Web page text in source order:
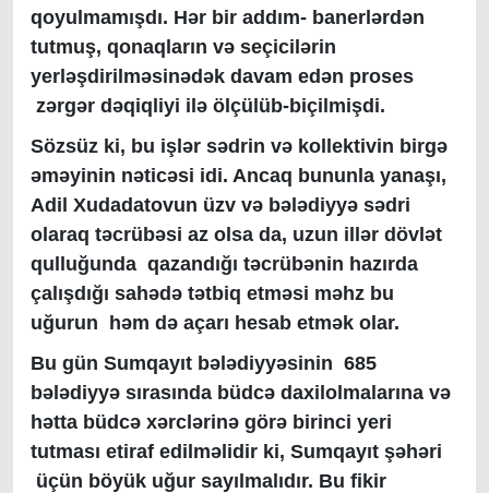
qoyulmamışdı. Hər bir addım- banerlərdən
tutmuş, qonaqların və seçicilərin
yerləşdirilməsinədək davam edən proses
zərgər dəqiqliyi ilə ölçülüb-biçilmişdi.
Sözsüz ki, bu işlər sədrin və kollektivin birgə
əməyinin nəticəsi idi. Ancaq bununla yanaşı,
Adil Xudadatovun üzv və bələdiyyə sədri
olaraq təcrübəsi az olsa da, uzun illər dövlət
qulluğunda qazandığı təcrübənin hazırda
çalışdığı sahədə tətbiq etməsi məhz bu
uğurun həm də açarı hesab etmək olar.
Bu gün Sumqayıt bələdiyyəsinin 685
bələdiyyə sırasında büdcə daxilolmalarına və
hətta büdcə xərclərinə görə birinci yeri
tutması etiraf edilməlidir ki, Sumqayıt şəhəri
üçün böyük uğur sayılmalıdır. Bu fikir